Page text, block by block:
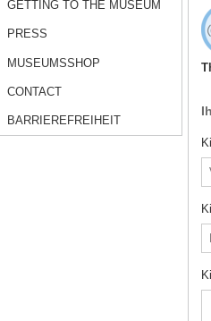
GETTING TO THE MUSEUM
PRESS
MUSEUMSSHOP
CONTACT
BARRIEREFREIHEIT